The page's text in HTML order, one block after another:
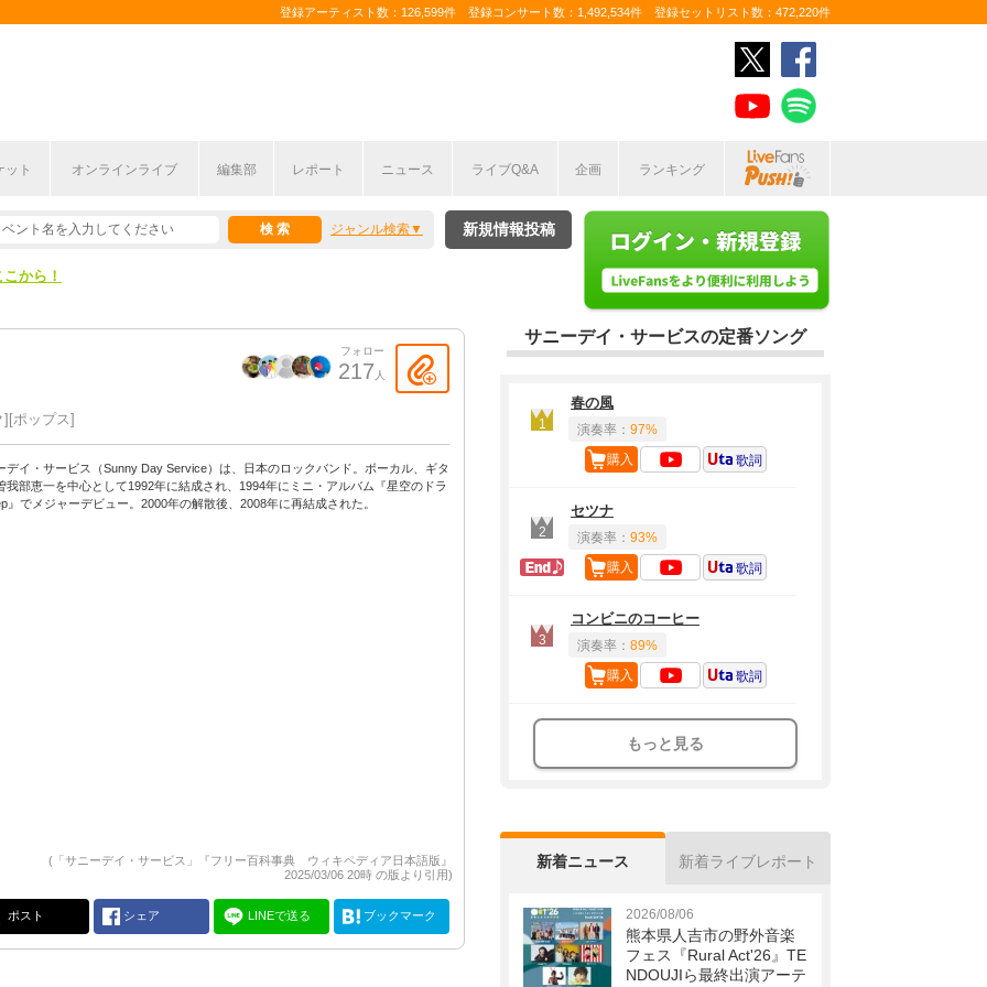
登録アーティスト数：126,599件 登録コンサート数：1,492,534件 登録セットリスト数：472,220件
ット オンラインライブ 編集部 レポート ニュース ライブQ&A 企画 ランキング
ジャンル検索
こから！
期編発表！
新規情報投稿
フォロー
217 人
ポップス
デイ・サービス（Sunny Day Service）は、日本のロックバンド。ボーカル、ギタ
我部恵一を中心として1992年に結成され、1994年にミニ・アルバム『星空のドラ
』でメジャーデビュー。2000年の解散後、2008年に再結成された。
(「サニーデイ・サービス」『フリー百科事典 ウィキペディア日本語版』
2025/03/06 20時 の版より引用)
ポスト シェア LINEで送る ブックマーク
サニーデイ・サービスの定番ソング
1
春の風
演奏率： 97%
購入 歌詞
2
セツナ
演奏率： 93%
ラスト定番
購入 歌詞
3
コンビニのコーヒー
演奏率： 89%
購入 歌詞
もっと見る
新着ニュース 新着ライブレポート
2026/08/06
熊本県人吉市の野外音楽
フェス『Rural Act'26』TE
NDOUJIら最終出演アーテ